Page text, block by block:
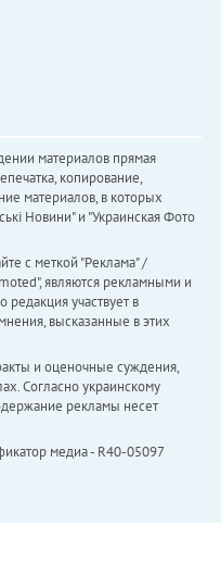
материалов прямая
копирование,
материалов, в которых
Новини" и "Украинская Фото
с меткой "Реклама" /
являются рекламными и
редакция участвует в
высказанные в этих
и оценочные суждения,
Согласно украинскому
рекламы несет
медиа - R40-05097